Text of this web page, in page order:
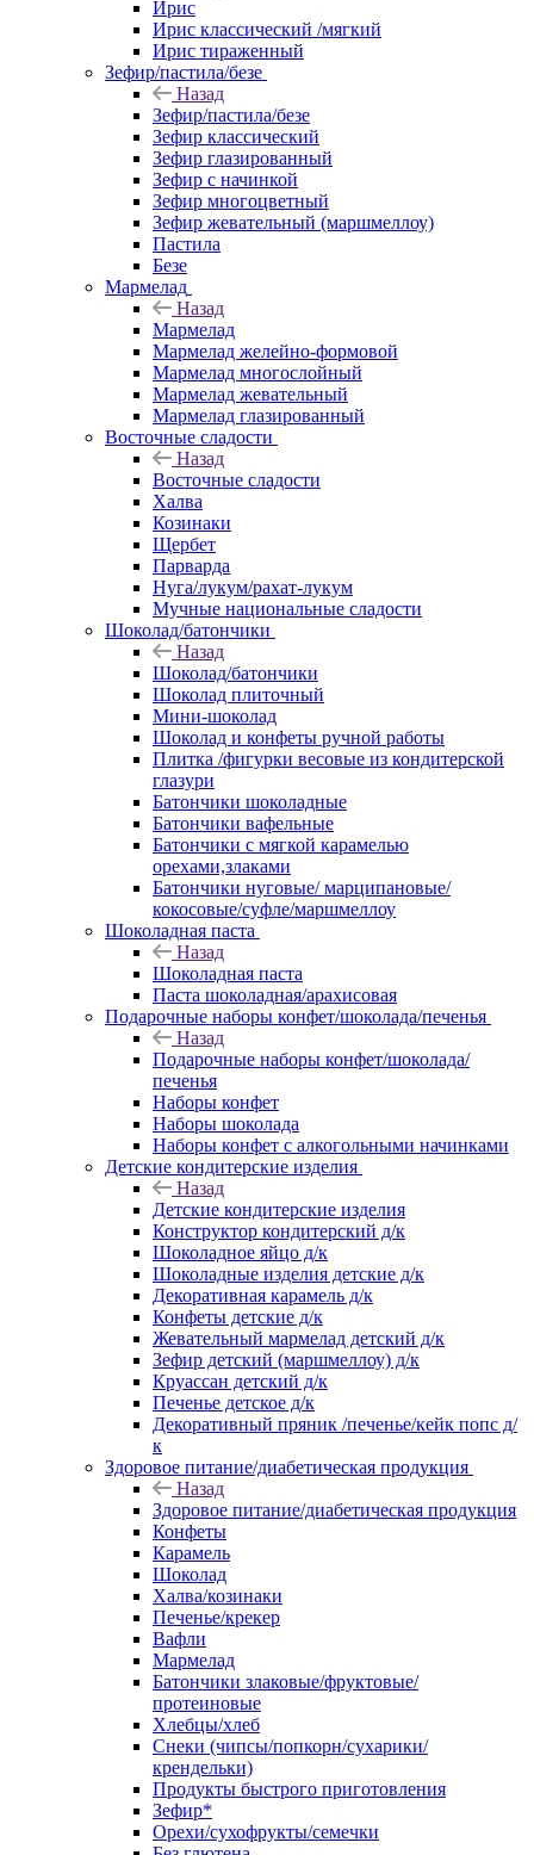
Ирис
Ирис классический /мягкий
Ирис тираженный
Зефир/пастила/безе
Назад
Зефир/пастила/безе
Зефир классический
Зефир глазированный
Зефир с начинкой
Зефир многоцветный
Зефир жевательный (маршмеллоу)
Пастила
Безе
Мармелад
Назад
Мармелад
Мармелад желейно-формовой
Мармелад многослойный
Мармелад жевательный
Мармелад глазированный
Восточные сладости
Назад
Восточные сладости
Халва
Козинаки
Щербет
Парварда
Нуга/лукум/рахат-лукум
Мучные национальные сладости
Шоколад/батончики
Назад
Шоколад/батончики
Шоколад плиточный
Мини-шоколад
Шоколад и конфеты ручной работы
Плитка /фигурки весовые из кондитерской
глазури
Батончики шоколадные
Батончики вафельные
Батончики с мягкой карамелью
орехами,злаками
Батончики нуговые/ марципановые/
кокосовые/суфле/маршмеллоу
Шоколадная паста
Назад
Шоколадная паста
Паста шоколадная/арахисовая
Подарочные наборы конфет/шоколада/печенья
Назад
Подарочные наборы конфет/шоколада/
печенья
Наборы конфет
Наборы шоколада
Наборы конфет с алкогольными начинками
Детские кондитерские изделия
Назад
Детские кондитерские изделия
Конструктор кондитерский д/к
Шоколадное яйцо д/к
Шоколадные изделия детские д/к
Декоративная карамель д/к
Конфеты детские д/к
Жевательный мармелад детский д/к
Зефир детский (маршмеллоу) д/к
Круассан детский д/к
Печенье детское д/к
Декоративный пряник /печенье/кейк попс д/
к
Здоровое питание/диабетическая продукция
Назад
Здоровое питание/диабетическая продукция
Конфеты
Карамель
Шоколад
Халва/козинаки
Печенье/крекер
Вафли
Мармелад
Батончики злаковые/фруктовые/
протеиновые
Хлебцы/хлеб
Снеки (чипсы/попкорн/сухарики/
крендельки)
Продукты быстрого приготовления
Зефир*
Орехи/сухофрукты/семечки